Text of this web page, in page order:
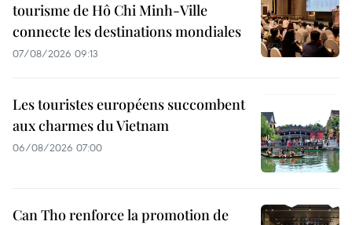
tourisme de Hô Chi Minh-Ville
connecte les destinations mondiales
07/08/2026 09:13
Les touristes européens succombent
aux charmes du Vietnam
06/08/2026 07:00
Can Tho renforce la promotion de